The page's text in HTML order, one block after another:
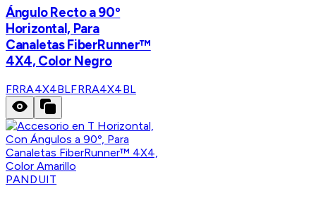
Ángulo Recto a 90º
Horizontal, Para
Canaletas FiberRunner™
4X4, Color Negro
FRRA4X4BLFRRA4X4BL
PANDUIT